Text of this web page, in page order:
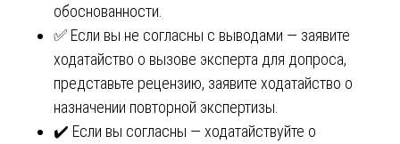
обоснованности.
✅ Если вы не согласны с выводами — заявите
ходатайство о вызове эксперта для допроса,
представьте рецензию, заявите ходатайство о
назначении повторной экспертизы.
✔️ Если вы согласны — ходатайствуйте о